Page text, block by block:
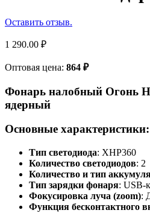
Оставить отзыв.
1 290.00 ₽
Оптовая цена: 864 ₽
Фонарь налобный Огонь
ядерный
Основные характеристики:
Тип светодиода: XHP360
Количество светодиодов: 2
Количество и тип
Тип зарядки фонаря: USB-
Фокусировка луча (zoom):
Функция бесконтактного